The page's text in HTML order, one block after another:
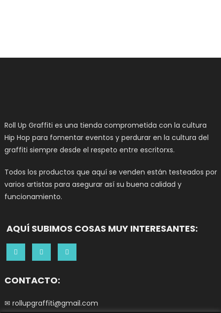
Roll Up Graffiti es una tienda comprometida con la cultura
Hip Hop para fomentar eventos y perdurar en la cultura del
graffiti siempre desde el respeto entre escritorxs.
Todos los productos que aquí se venden están testeados por
varios artistas para asegurar así su buena calidad y
funcionamiento.
AQUÍ SUBIMOS COSAS MUY INTERESANTES:
CONTACTO:
✉ rollupgraffiti@gmail.com